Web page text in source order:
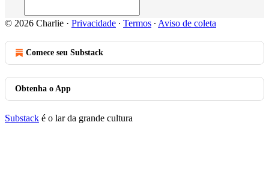
© 2026 Charlie · Privacidade ∙ Termos ∙ Aviso de coleta
Comece seu Substack
Obtenha o App
Substack é o lar da grande cultura